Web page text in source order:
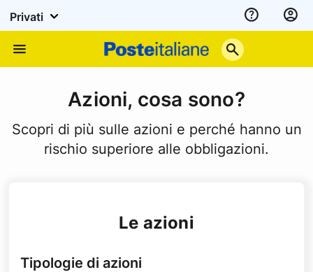
Privati
Assistenza
Italiane
Azioni, cosa sono?
Scopri di più sulle azioni e perché hanno un
rischio superiore alle obbligazioni.
Le azioni
Tipologie di azioni